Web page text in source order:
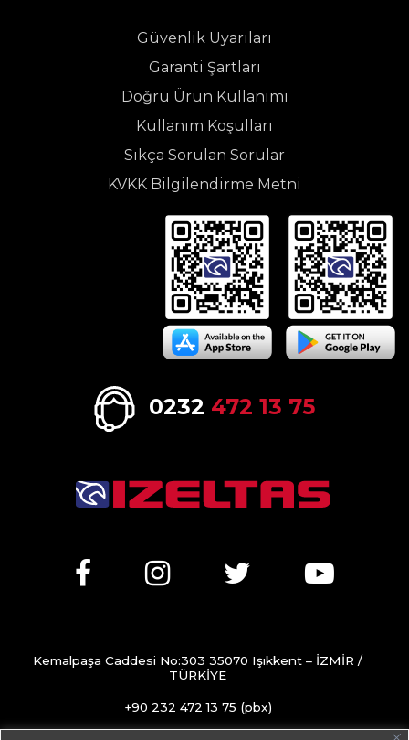
Güvenlik Uyarıları
Garanti Şartları
Doğru Ürün Kullanımı
Kullanım Koşulları
Sıkça Sorulan Sorular
KVKK Bilgilendirme Metni
0232 472 13 75
Kemalpaşa Caddesi No:303 35070 Işıkkent – İZMİR /
TÜRKİYE
+90 232 472 13 75 (pbx)